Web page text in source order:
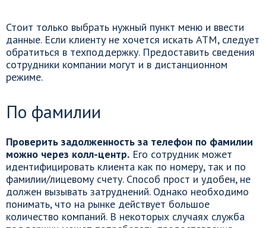
Стоит только выбрать нужный пункт меню и ввести
данные. Если клиенту не хочется искать АТМ, следует
обратиться в техподдержку. Предоставить сведения
сотрудники компании могут и в дистанционном
режиме.
По фамилии
Проверить задолженность за телефон по фамилии
можно через колл-центр. Его сотрудник может
идентифицировать клиента как по номеру, так и по
фамилии/лицевому счету. Способ прост и удобен, не
должен вызывать затруднений. Однако необходимо
понимать, что на рынке действует большое
количество компаний. В некоторых случаях служба